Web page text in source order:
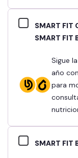
SMART FIT
SMART FIT
Sigue la evolución de tu cuerpo a lo largo del
año
para
SMART FIT